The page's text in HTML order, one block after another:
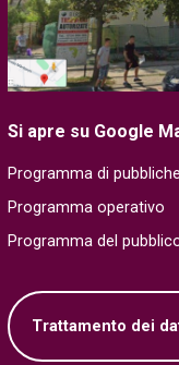
Si apre su Google
Programma di
Programma operativo
Programma del
Trattamento dei